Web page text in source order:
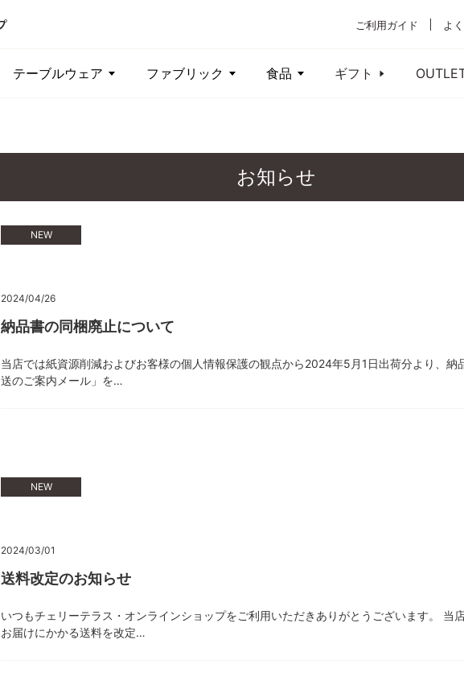
ご利用ガイド よ
テーブルウェア ファブリック 食品 ギフト
お知らせ
NEW
2024/04/26
納品書の同梱廃止について
当店では紙資源削減およびお客様の個人情報保護の観点から2024年5月1日出荷分より、
送のご案内メール」を…
NEW
2024/03/01
送料改定のお知らせ
いつもチェリーテラス・オンラインショップをご利用いただきありがとうございます。
お届けにかかる送料を改定…